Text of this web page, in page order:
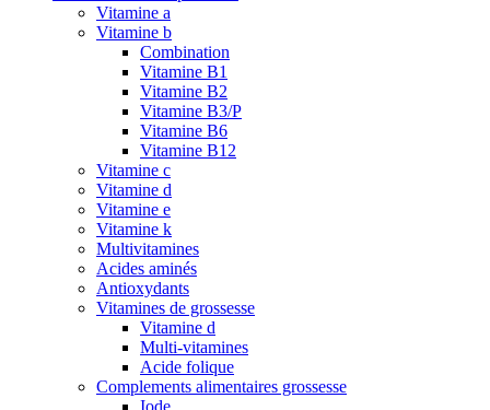
Vitamine a
Vitamine b
Combination
Vitamine B1
Vitamine B2
Vitamine B3/P
Vitamine B6
Vitamine B12
Vitamine c
Vitamine d
Vitamine e
Vitamine k
Multivitamines
Acides aminés
Antioxydants
Vitamines de grossesse
Vitamine d
Multi-vitamines
Acide folique
Complements alimentaires grossesse
Iode